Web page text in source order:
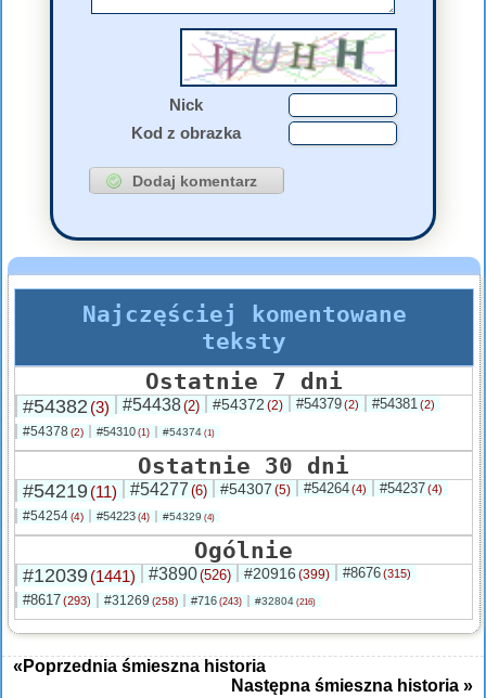
Nick
Kod z obrazka
Najczęściej komentowane
teksty
Ostatnie 7 dni
#54382 (3) #54438(2) #54372 (2) #54379(2) #54381(2)
#54378 (2) #54310 (1) #54374 (1)
Ostatnie 30 dni
#54219(11) #54277 (6) #54307 (5) #54264(4) #54237(4)
#54254(4) #54223 (4) #54329 (4)
Ogólnie
#12039(1441) #3890(526) #20916 (399) #8676(315)
#8617(293) #31269 (258) #716 (243) #32804 (216)
«Poprzednia śmieszna historia
Następna śmieszna historia »